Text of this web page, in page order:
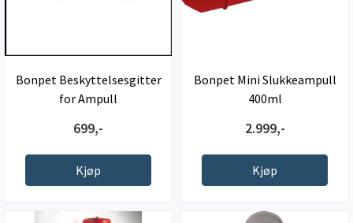
Bonpet Beskyttelsesgitter
for Ampull
699,-
Kjøp
Bonpet Mini Slukkeampull
400ml
2.999,-
Kjøp